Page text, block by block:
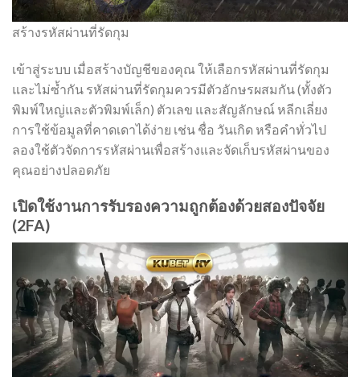
สร้างรหัสผ่านที่รัดกุม
เข้าสู่ระบบ เมื่อสร้างบัญชีของคุณ ให้เลือกรหัสผ่านที่รัดกุม
และไม่ซ้ำกัน รหัสผ่านที่รัดกุมควรมีตัวอักษรผสมกัน (ทั้งตัว
พิมพ์ใหญ่และตัวพิมพ์เล็ก) ตัวเลข และสัญลักษณ์ หลีกเลี่ยง
การใช้ข้อมูลที่คาดเดาได้ง่าย เช่น ชื่อ วันเกิด หรือคำทั่วไป
ลองใช้ตัวจัดการรหัสผ่านเพื่อสร้างและจัดเก็บรหัสผ่านของ
คุณอย่างปลอดภัย
เปิดใช้งานการรับรองความถูกต้องด้วยสองปัจจัย
(2FA)